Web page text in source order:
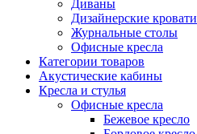
Диваны
Дизайнерские кровати
Журнальные столы
Офисные кресла
Категории товаров
Акустические кабины
Кресла и стулья
Офисные кресла
Бежевое кресло